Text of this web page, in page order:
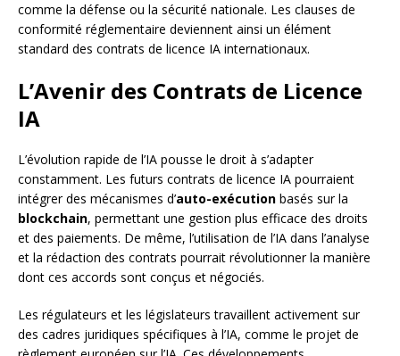
comme la défense ou la sécurité nationale. Les clauses de
conformité réglementaire deviennent ainsi un élément
standard des contrats de licence IA internationaux.
L’Avenir des Contrats de Licence
IA
L’évolution rapide de l’IA pousse le droit à s’adapter
constamment. Les futurs contrats de licence IA pourraient
intégrer des mécanismes d’auto-exécution basés sur la
blockchain, permettant une gestion plus efficace des droits
et des paiements. De même, l’utilisation de l’IA dans l’analyse
et la rédaction des contrats pourrait révolutionner la manière
dont ces accords sont conçus et négociés.
Les régulateurs et les législateurs travaillent activement sur
des cadres juridiques spécifiques à l’IA, comme le projet de